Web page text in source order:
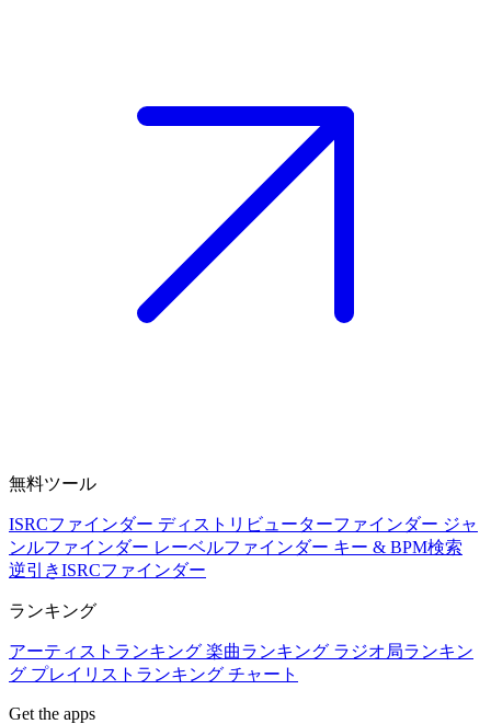
無料ツール
ISRCファインダー ディストリビューターファインダー ジャ
ンルファインダー レーベルファインダー キー & BPM検索
逆引きISRCファインダー
ランキング
アーティストランキング 楽曲ランキング ラジオ局ランキン
グ プレイリストランキング チャート
Get the apps